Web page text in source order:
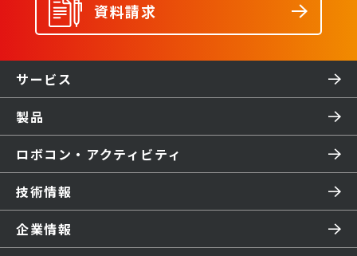
資料請求
サービス
製品
ロボコン・アクティビティ
技術情報
企業情報